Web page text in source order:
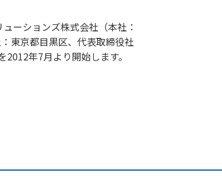
ーションズ株式会社（本社：
東京都目黒区、代表取締役社
年7月より開始します。